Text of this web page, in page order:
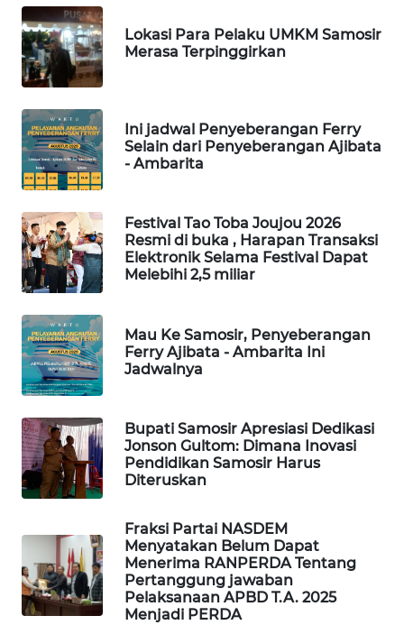
Lokasi Para Pelaku UMKM Samosir
Merasa Terpinggirkan
Ini jadwal Penyeberangan Ferry
Selain dari Penyeberangan Ajibata
- Ambarita
Festival Tao Toba Joujou 2026
Resmi di buka , Harapan Transaksi
Elektronik Selama Festival Dapat
Melebihi 2,5 miliar
Mau Ke Samosir, Penyeberangan
Ferry Ajibata - Ambarita Ini
Jadwalnya
Bupati Samosir Apresiasi Dedikasi
Jonson Gultom: Dimana Inovasi
Pendidikan Samosir Harus
Diteruskan
Fraksi Partai NASDEM
Menyatakan Belum Dapat
Menerima RANPERDA Tentang
Pertanggung jawaban
Pelaksanaan APBD T.A. 2025
Menjadi PERDA
NEWS
METRO
JAKARTA
KRT
NEWS
KARING
NEWS
JURNAL
MARITIM
HUMBANG
NEWS
NEWS
FISUELRI
ID
ENERGI
NEWS
CILEUNGSI